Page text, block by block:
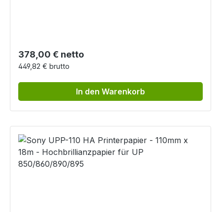
Regulärer Preis:
378,00 € netto
449,82 € brutto
In den Warenkorb